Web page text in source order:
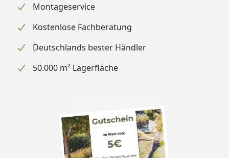
Montageservice
Kostenlose Fachberatung
Deutschlands bester Händler
50.000 m² Lagerfläche